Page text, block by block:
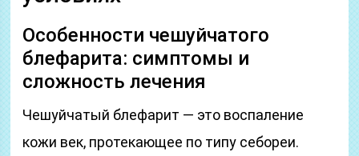
Особенности чешуйчатого
блефарита: симптомы и
сложность лечения
Чешуйчатый блефарит — это воспаление
кожи век, протекающее по типу себореи.